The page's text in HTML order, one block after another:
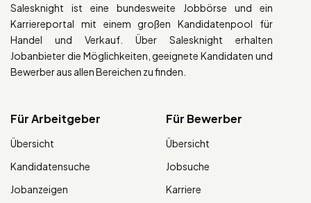
Salesknight ist eine bundesweite Jobbörse und ein
Karriereportal mit einem großen Kandidatenpool für
Handel und Verkauf. Über Salesknight erhalten
Jobanbieter die Möglichkeiten, geeignete Kandidaten und
Bewerber aus allen Bereichen zu finden.
Für Arbeitgeber
Übersicht
Kandidatensuche
Jobanzeigen
Für Bewerber
Übersicht
Jobsuche
Karriere